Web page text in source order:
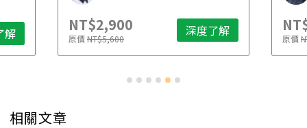
解 NT$2,900
原價NT$5,600 深度了解 原價
相關文章